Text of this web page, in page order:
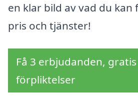
en klar bild av vad du kan
pris och tjänster!
Få 3 erbjudanden,
förpliktelser